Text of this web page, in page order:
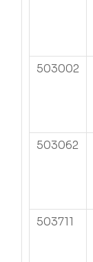
503002
503062
503711